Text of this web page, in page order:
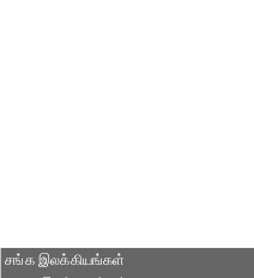
சங்க இலக்கியங்கள்